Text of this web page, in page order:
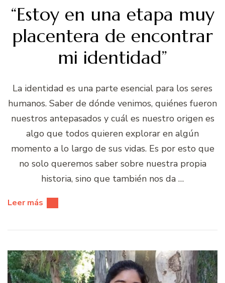
“Estoy en una etapa muy
placentera de encontrar
mi identidad”
La identidad es una parte esencial para los seres
humanos. Saber de dónde venimos, quiénes fueron
nuestros antepasados y cuál es nuestro origen es
algo que todos quieren explorar en algún
momento a lo largo de sus vidas. Es por esto que
no solo queremos saber sobre nuestra propia
historia, sino que también nos da …
Leer más